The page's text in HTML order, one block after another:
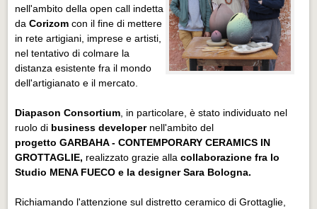
nell'ambito della open call indetta
daCorizom con il fine di mettere
in rete artigiani, imprese e artisti,
nel tentativo di colmare la
distanza esistente fra il mondo
dell'artigianato e il mercato.
Diapason Consortium , in particolare, è stato individuato nel
ruolo di business developernell'ambito del
progettoGARBAHA - CONTEMPORARY CERAMICS IN
GROTTAGLIE, realizzato grazie allacollaborazione fra lo
Studio MENA FUECO e la designer Sara Bologna.
Richiamando l'attenzione sul distretto ceramico di Grottaglie,